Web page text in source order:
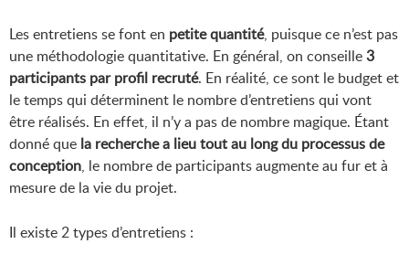
Les entretiens se font en petite quantité, puisque ce n’est pas
une méthodologie quantitative. En général, on conseille3
participants par profil recruté. En réalité, ce sont le budget et
le temps qui déterminent le nombre d’entretiens qui vont
être réalisés. En effet, il n’y a pas de nombre magique. Étant
donné que la recherche a lieu tout au long du processus de
conception, le nombre de participants augmente au fur et à
mesure de la vie du projet.
Il existe 2 types d’entretiens :